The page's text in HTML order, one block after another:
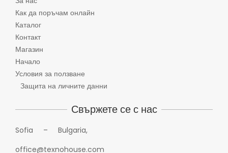
Как да поръчам онлайн
Каталог
Контакт
Магазин
Начало
Условия за ползване
Защита на личните данни
Свържете се с нас
Sofia – Bulgaria,
office@texnohouse.com